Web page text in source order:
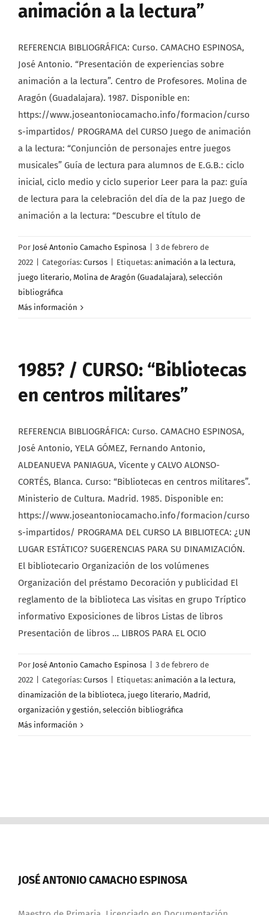
animación a la lectura”
REFERENCIA BIBLIOGRÁFICA: Curso. CAMACHO ESPINOSA,
José Antonio. “Presentación de experiencias sobre
animación a la lectura”. Centro de Profesores. Molina de
Aragón (Guadalajara). 1987. Disponible en:
https://www.joseantoniocamacho.info/formacion/curso
s-impartidos/ PROGRAMA del CURSO Juego de animación
a la lectura: “Conjunción de personajes entre juegos
musicales” Guía de lectura para alumnos de E.G.B.: ciclo
inicial, ciclo medio y ciclo superior Leer para la paz: guía
de lectura para la celebración del día de la paz Juego de
animación a la lectura: “Descubre el título de
Por José Antonio Camacho Espinosa
3 de febrero de
2022
Categorías: Cursos Etiquetas: animación a la lectura,
juego literario, Molina de Aragón (Guadalajara), selección
bibliográfica
Más información
1985? / CURSO: “Bibliotecas
en centros militares”
REFERENCIA BIBLIOGRÁFICA: Curso. CAMACHO ESPINOSA,
José Antonio, YELA GÓMEZ, Fernando Antonio,
ALDEANUEVA PANIAGUA, Vicente y CALVO ALONSO-
CORTÉS, Blanca. Curso: “Bibliotecas en centros militares”.
Ministerio de Cultura. Madrid. 1985. Disponible en:
https://www.joseantoniocamacho.info/formacion/curso
s-impartidos/ PROGRAMA DEL CURSO LA BIBLIOTECA: ¿UN
LUGAR ESTÁTICO? SUGERENCIAS PARA SU DINAMIZACIÓN.
El bibliotecario Organización de los volúmenes
Organización del préstamo Decoración y publicidad El
reglamento de la biblioteca Las visitas en grupo Tríptico
informativo Exposiciones de libros Listas de libros
Presentación de libros … LIBROS PARA EL OCIO
Por José Antonio Camacho Espinosa
3 de febrero de
2022
Categorías: Cursos Etiquetas: animación a la lectura,
dinamización de la biblioteca, juego literario, Madrid,
organización y gestión, selección bibliográfica
Más información
JOSÉ ANTONIO CAMACHO ESPINOSA